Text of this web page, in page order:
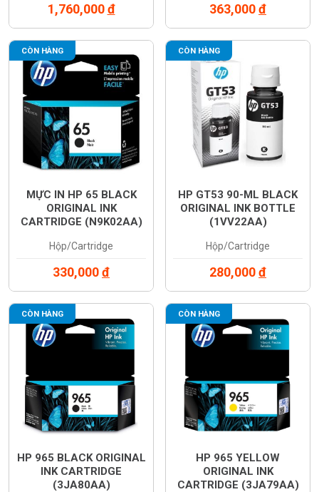
1,760,000đ 363,000đ
CÒN HÀNG
MỰC IN HP 65 BLACK
ORIGINAL INK
CARTRIDGE (N9K02AA)
Hộp/Cartridge
330,000đ
CÒN HÀNG
HP GT53 90-ML BLACK
ORIGINAL INK BOTTLE
(1VV22AA)
Hộp/Cartridge
280,000đ
CÒN HÀNG
HP 965 BLACK ORIGINAL
INK CARTRIDGE
(3JA80AA)
CÒN HÀNG
HP 965 YELLOW
ORIGINAL INK
CARTRIDGE (3JA79AA)